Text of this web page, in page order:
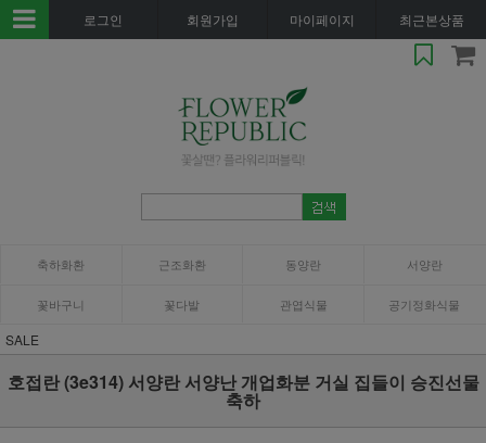
로그인 회원가입 마이페이지 최근본상품
축하화환 근조화환 동양란 서양란
꽃바구니 꽃다발 관엽식물 공기정화식물
SALE
호접란 (3e314) 서양란 서양난 개업화분 거실 집들이 승진선물
축하